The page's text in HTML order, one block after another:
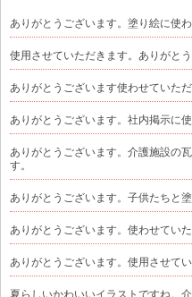
ありがとうございます。塗り絵に使
使用させていただきます。ありがとう
ありがとうございます使わせていただ
ありがとうございます。社内掲示に
ありがとうございます。介護施設の
す。
ありがとうございます。子供たちと
ありがとうございます。使わせていた
ありがとうございます。使用させてい
夏らしいかわいいイラストですね。